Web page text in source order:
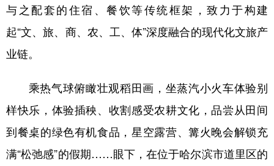
与之配套的住宿、餐饮等传统框架，致力于构建
起“文、旅、商、农、工、体”深度融合的现代化文旅产
业链。
乘热气球俯瞰壮观稻田画，坐蒸汽小火车体验别
样快乐，体验插秧、收割感受农耕文化，品尝从田间
到餐桌的绿色有机食品，星空露营、篝火晚会解锁充
满“松弛感”的假期……眼下，在位于哈尔滨市道里区的